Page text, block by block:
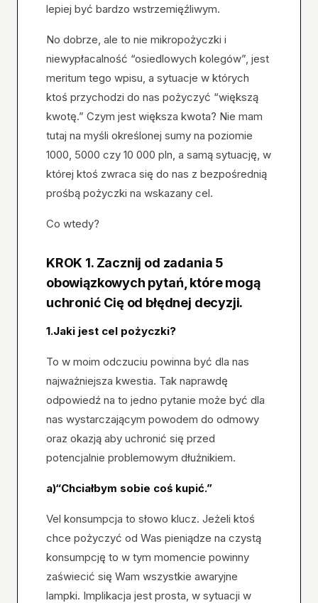
lepiej być bardzo wstrzemięźliwym.
No dobrze, ale to nie mikropożyczki i
niewypłacalność “osiedlowych kolegów”, jest
meritum tego wpisu, a sytuacje w których
ktoś przychodzi do nas pożyczyć “większą
kwotę.” Czym jest większa kwota? Nie mam
tutaj na myśli określonej sumy na poziomie
1000, 5000 czy 10 000 pln, a samą sytuację, w
której ktoś zwraca się do nas z bezpośrednią
prośbą pożyczki na wskazany cel.
Co wtedy?
KROK 1. Zacznij od zadania 5
obowiązkowych pytań, które mogą
uchronić Cię od błędnej decyzji.
1.Jaki jest cel pożyczki?
To w moim odczuciu powinna być dla nas
najważniejsza kwestia. Tak naprawdę
odpowiedź na to jedno pytanie może być dla
nas wystarczającym powodem do odmowy
oraz okazją aby uchronić się przed
potencjalnie problemowym dłużnikiem.
a)“Chciałbym sobie coś kupić.”
Vel konsumpcja to słowo klucz. Jeżeli ktoś
chce pożyczyć od Was pieniądze na czystą
konsumpcję to w tym momencie powinny
zaświecić się Wam wszystkie awaryjne
lampki. Implikacja jest prosta, w sytuacji w